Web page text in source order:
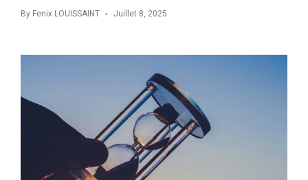
By Fenix LOUISSAINT Juillet 8, 2025